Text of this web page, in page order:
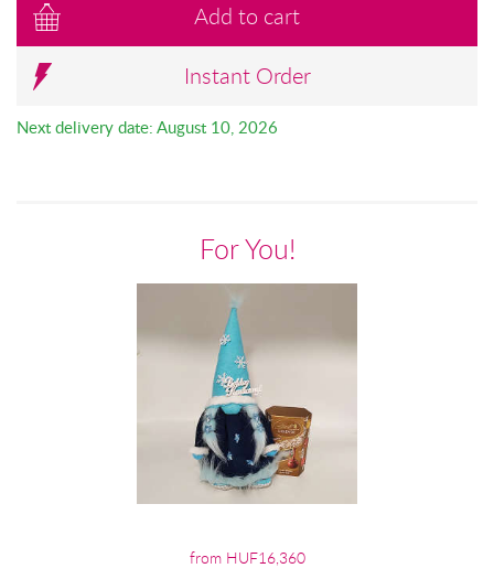
Add to cart
Instant Order
Next delivery date: August 10, 2026
For You!
from HUF16,360